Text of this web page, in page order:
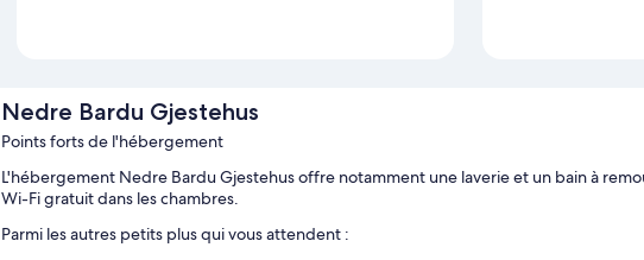
Nedre Bardu Gjestehus
Points forts de l'hébergement
L'hébergement Nedre Bardu Gjestehus offre notamment une laverie et un bain à
Wi-Fi gratuit dans les chambres.
Parmi les autres petits plus qui vous attendent :